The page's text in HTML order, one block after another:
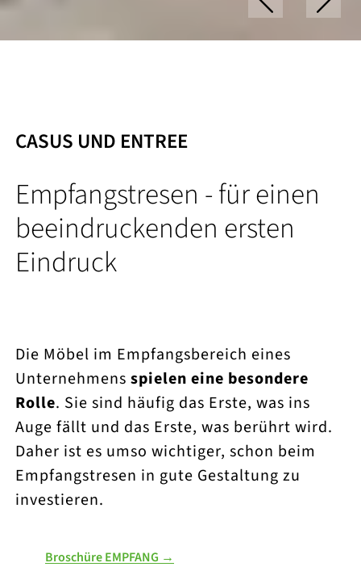
CASUS UND ENTREE
Empfangstresen - für einen
beeindruckenden ersten
Eindruck
Die Möbel im Empfangsbereich eines
Unternehmens spielen eine besondere
Rolle. Sie sind häufig das Erste, was ins
Auge fällt und das Erste, was berührt wird.
Daher ist es umso wichtiger, schon beim
Empfangstresen in gute Gestaltung zu
investieren.
Broschüre EMPFANG →